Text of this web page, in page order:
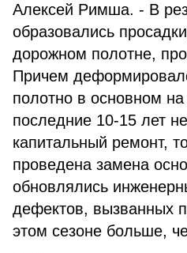
Алексей Римша. - В
образовались
дорожном полотне,
Причем
полотно в основном на
последние 10-15 лет
капитальный ремонт,
проведена замена
обновлялись
дефектов, вызванных
этом сезоне больше,